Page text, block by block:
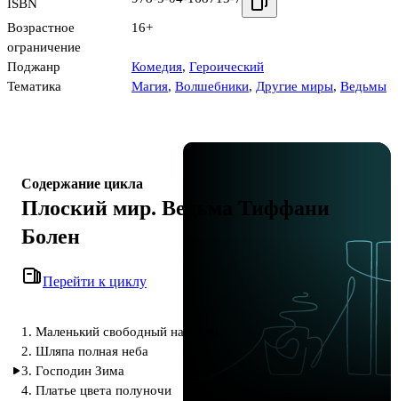
ISBN
Возрастное
ограничение
16+
Поджанр Комедия, Героический
Тематика
Магия, Волшебники, Другие миры, Ведьмы
Содержание цикла
Плоский мир. Ведьма Тиффани
Болен
Перейти к циклу
1. Маленький свободный народец
2. Шляпа полная неба
3. Господин Зима
4. Платье цвета полуночи